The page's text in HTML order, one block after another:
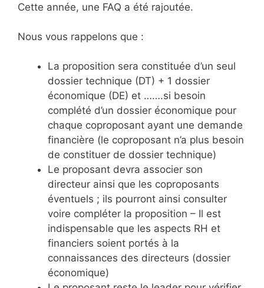
Cette année, une FAQ a été rajoutée.
Nous vous rappelons que :
La proposition sera constituée d’un seul
dossier technique (DT) + 1 dossier
économique (DE) et …….si besoin
complété d’un dossier économique pour
chaque coproposant ayant une demande
financière (le coproposant n’a plus besoin
de constituer de dossier technique)
Le proposant devra associer son
directeur ainsi que les coproposants
éventuels ; ils pourront ainsi consulter
voire compléter la proposition – Il est
indispensable que les aspects RH et
financiers soient portés à la
connaissances des directeurs (dossier
économique)